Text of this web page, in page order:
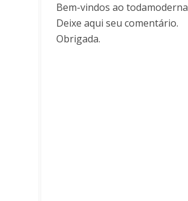
Bem-vindos ao todamoderna
Deixe aqui seu comentário.
Obrigada.